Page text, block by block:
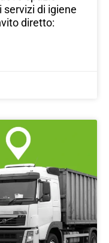
servizi di igiene
diretto: